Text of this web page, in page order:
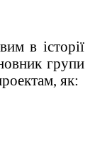
в історії
групи
як: